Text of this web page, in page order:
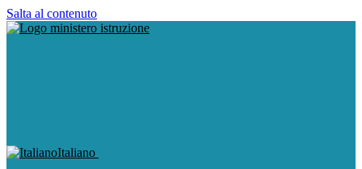
Salta al contenuto
Italiano